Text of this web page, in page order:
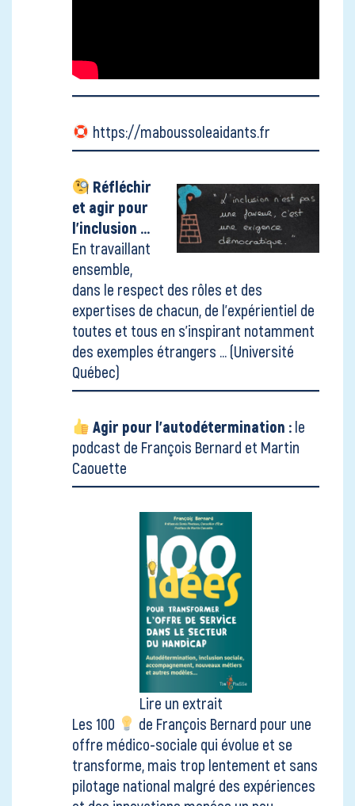
https://maboussoleaidants.fr
Réfléchir
et agir pour
l'inclusion ...
En travaillant
ensemble,
dans le respect des rôles et des
expertises de chacun, de l'expérientiel de
toutes et tous en s'inspirant notamment
des exemples étrangers ... (Université
Québec)
Agir pour l'autodétermination : le
podcast de François Bernard et Martin
Caouette
Lire un extrait
Les 100
de François Bernard pour une
offre médico-sociale qui évolue et se
transforme, mais trop lentement et sans
pilotage national malgré des expériences